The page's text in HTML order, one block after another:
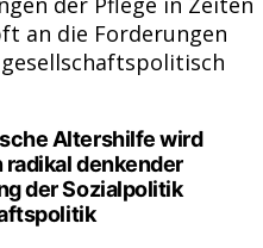
an die Forderungen
Altershilfe wird
denkender
der Sozialpolitik